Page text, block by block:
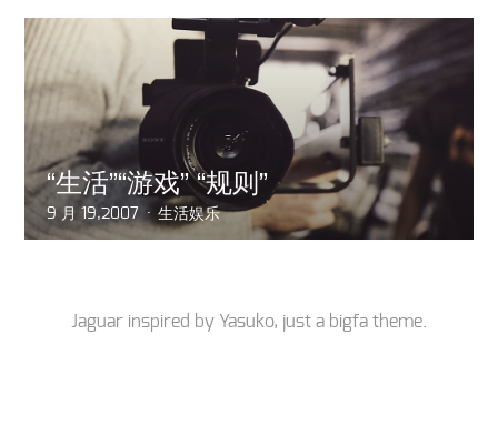
“生活”“游戏” “规则”
9 月 19,2007 生活娱乐
Jaguar inspired by Yasuko, just a bigfa theme.